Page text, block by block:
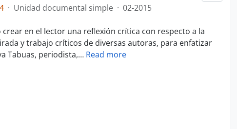
· Unidad documental simple · 02-2015
en el lector una reflexión crítica con respecto a la
y trabajo críticos de diversas autoras, para enfatizar
Tabuas, periodista,… Read more